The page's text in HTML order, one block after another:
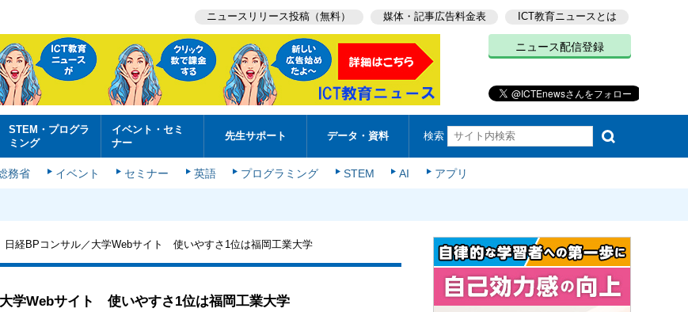
ニュースリリース投稿（無料） 媒体・記事広告料金表 ICT教育ニュースとは
ニュース配信登録
STEM・プログラ
ミング
イベント・セミ
ナー
先生サポート データ・資料 検索
務省 イベント セミナー 英語 プログラミング STEM AI アプリ
日経BPコンサル／大学Webサイト 使いやすさ1位は福岡工業大学
学Webサイト 使いやすさ1位は福岡工業大学